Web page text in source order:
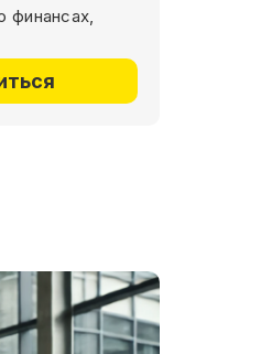
финансах,